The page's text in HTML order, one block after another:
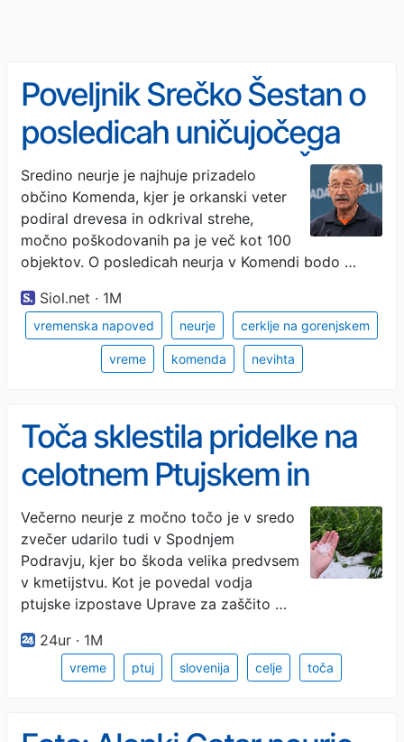
Poveljnik Srečko Šestan o
posledicah uničujočega
neurja v Komendi #vŽivo
Sredino neurje je najhuje prizadelo
občino Komenda, kjer je orkanski veter
podiral drevesa in odkrival strehe,
močno poškodovanih pa je več kot 100
objektov. O posledicah neurja v Komendi bodo …
Siol.net · 1M
vremenska napoved neurje cerklje na gorenjskem
vreme komenda nevihta
Toča sklestila pridelke na
celotnem Ptujskem in
Dravskem polju ter v
Halozah
Večerno neurje z močno točo je v sredo
zvečer udarilo tudi v Spodnjem
Podravju, kjer bo škoda velika predvsem
v kmetijstvu. Kot je povedal vodja
ptujske izpostave Uprave za zaščito …
24ur · 1M
vreme ptuj slovenija celje toča